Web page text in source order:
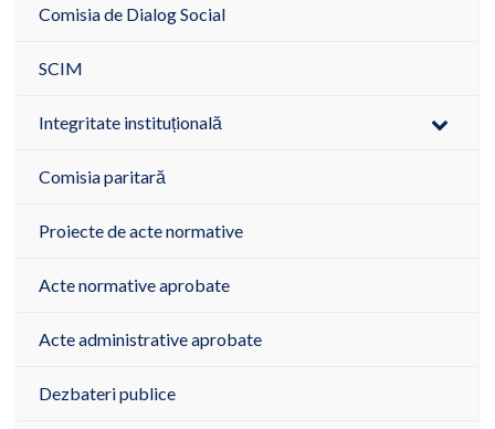
Comisia de Dialog Social
SCIM
Integritate instituțională
Comisia paritară
Proiecte de acte normative
Acte normative aprobate
Acte administrative aprobate
Dezbateri publice